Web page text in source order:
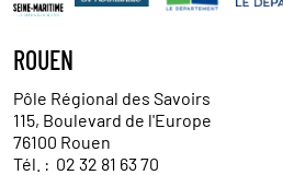
ROUEN
Pôle Régional des Savoirs
115, Boulevard de l'Europe
76100 Rouen
Tél. : 02 32 81 63 70